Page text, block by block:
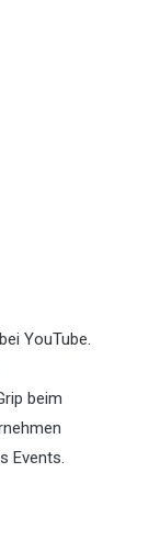
YouTube.
beim
Events.